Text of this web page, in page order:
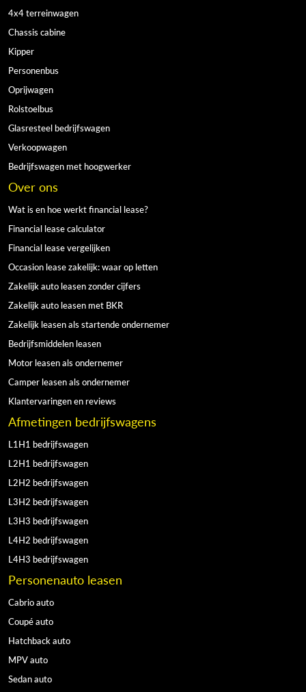
4x4 terreinwagen
Chassis cabine
Kipper
Personenbus
Oprijwagen
Rolstoelbus
Glasresteel bedrijfswagen
Verkoopwagen
Bedrijfswagen met hoogwerker
Over ons
Wat is en hoe werkt financial lease?
Financial lease calculator
Financial lease vergelijken
Occasion lease zakelijk: waar op letten
Zakelijk auto leasen zonder cijfers
Zakelijk auto leasen met BKR
Zakelijk leasen als startende ondernemer
Bedrijfsmiddelen leasen
Motor leasen als ondernemer
Camper leasen als ondernemer
Klantervaringen en reviews
Afmetingen bedrijfswagens
L1H1 bedrijfswagen
L2H1 bedrijfswagen
L2H2 bedrijfswagen
L3H2 bedrijfswagen
L3H3 bedrijfswagen
L4H2 bedrijfswagen
L4H3 bedrijfswagen
Personenauto leasen
Cabrio auto
Coupé auto
Hatchback auto
MPV auto
Sedan auto